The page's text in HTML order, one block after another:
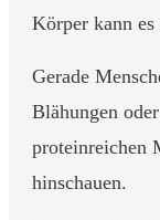
Körper kann
Gerade
Blähungen
proteinreichen
hinschauen.